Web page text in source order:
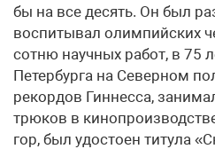
бы на все десять. Он был
воспитывал олимпийских
сотню научных работ, в 75
Петербурга на Северном
рекордов Гиннесса,
трюков в
гор, был удостоен титула